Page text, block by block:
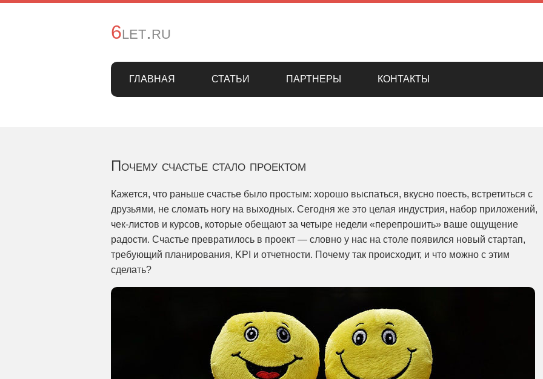
6let.ru
ГЛАВНАЯ СТАТЬИ ПАРТНЕРЫ КОНТАКТЫ
Почему счастье стало проектом
Кажется, что раньше счастье было простым: хорошо выспаться, вкусно поесть, встретиться с
друзьями, не сломать ногу на выходных. Сегодня же это целая индустрия, набор приложений,
чек-листов и курсов, которые обещают за четыре недели «перепрошить» ваше ощущение
радости. Счастье превратилось в проект — словно у нас на столе появился новый стартап,
требующий планирования, KPI и отчетности. Почему так происходит, и что можно с этим
сделать?